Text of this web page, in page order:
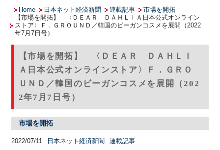
Home 日本ネット経済新聞 連載記事
市場を開拓
【市場を開拓】 〈ＤＥＡＲ ＤＡＨＬＩＡ日本公式オンライン
ストア〉Ｆ．ＧＲＯＵＮＤ／韓国のビーガンコスメを展開（2022
年7月7日号）
【市場を開拓】 〈ＤＥＡＲ ＤＡＨＬＩ
Ａ日本公式オンラインストア〉Ｆ．ＧＲＯ
ＵＮＤ／韓国のビーガンコスメを展開（202
2年7月7日号）
市場を開拓
2022/07/11 日本ネット経済新聞 連載記事